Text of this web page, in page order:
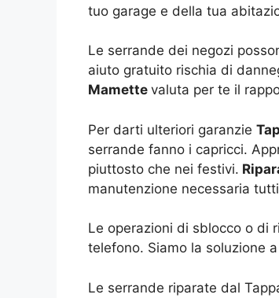
tuo garage e della tua
Le serrande dei negozi
aiuto gratuito rischia di
Mamette valuta per te il
Per darti ulteriori garanzie
serrande fanno i capricci.
piuttosto che nei festivi.
manutenzione necessaria
Le operazioni di sblocco o di
telefono. Siamo la soluzione
Le serrande riparate dal